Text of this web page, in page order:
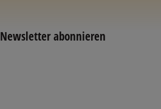
Newsletter abonnieren